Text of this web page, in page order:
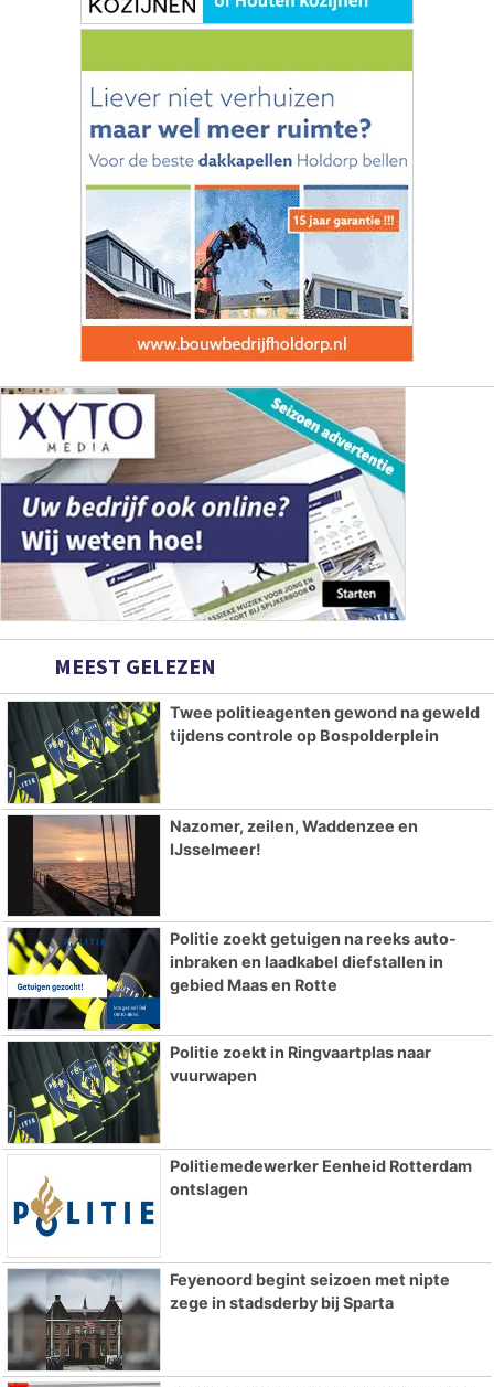
MEEST GELEZEN
Twee politieagenten gewond na geweld
tijdens controle op Bospolderplein
Nazomer, zeilen, Waddenzee en
IJsselmeer!
Politie zoekt getuigen na reeks auto-
inbraken en laadkabel diefstallen in
gebied Maas en Rotte
Politie zoekt in Ringvaartplas naar
vuurwapen
Politiemedewerker Eenheid Rotterdam
ontslagen
Feyenoord begint seizoen met nipte
zege in stadsderby bij Sparta